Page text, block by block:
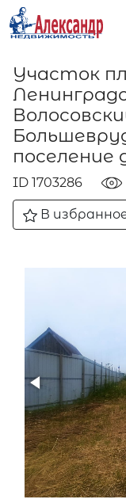
Участок
ID 1703286
В